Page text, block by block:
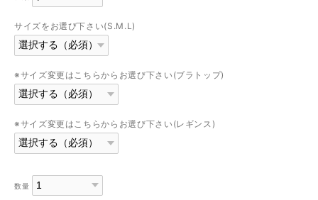
サイズをお選び下さい(S.M.L)
※サイズ変更はこちらからお選び下さい(ブラトップ)
※サイズ変更はこちらからお選び下さい(レギンス)
数量